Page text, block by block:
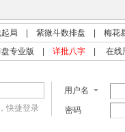
局 紫微斗数排盘 梅花
专业版 详批八字 在线
用户名
密码
快捷登录